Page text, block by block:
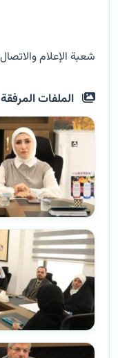
شعبة الإعلام
الملفات المرفقة